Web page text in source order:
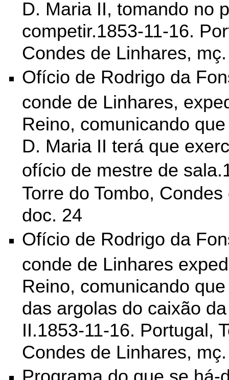
D. Maria II, tomando no
competir.1853-11-16.
Condes de Linhares,
Ofício de Rodrigo da
conde de Linhares,
Reino, comunicando
D. Maria II terá que
ofício de mestre de
Torre do Tombo,
doc. 24
Ofício de Rodrigo da
conde de Linhares
Reino, comunicando
das argolas do caixão
II.1853-11-16. Portugal,
Condes de Linhares,